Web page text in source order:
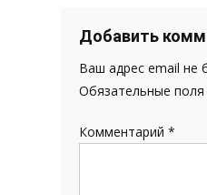
записям
Добавить
Ваш адрес email не
Обязательные
Комментарий*